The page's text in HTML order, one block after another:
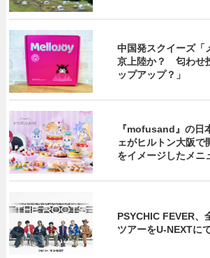
中国発スクイーズ「
京上陸か？ 匂わせ
ップアップ？」
『mofusand』の日
ェがヒルトン大阪
をイメージしたメニ
PSYCHIC FEVER、
ツアーをU‐NEXTに